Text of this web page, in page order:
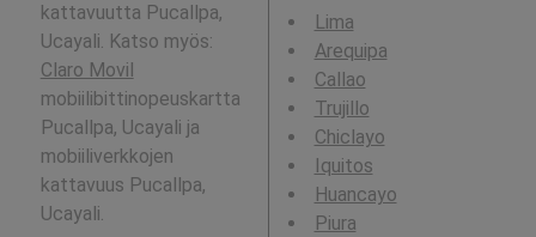
kattavuutta Pucallpa,
Ucayali. Katso myös:
Claro Movil
mobiilibittinopeuskartta
Pucallpa, Ucayali ja
mobiiliverkkojen
kattavuus Pucallpa,
Ucayali.
Lima
Arequipa
Callao
Trujillo
Chiclayo
Iquitos
Huancayo
Piura